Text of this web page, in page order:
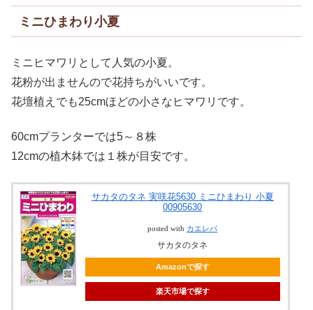
ミニひまわり小夏
ミニヒマワリとして人気の小夏。
花粉が出ませんので花持ちがいいです。
花壇植えでも25cmほどの小さなヒマワリです。
60cmプランターでは5～８株
12cmの植木鉢では１株が目安です。
サカタのタネ 実咲花5630 ミニひまわり 小夏
00905630
posted with カエレバ
サカタのタネ
Amazonで探す
楽天市場で探す